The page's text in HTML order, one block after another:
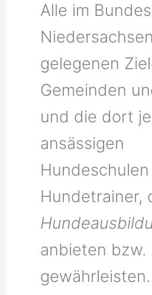
Alle im
Niedersachsen
gelegenen
Gemeinden
und die dort
ansässigen
Hundetrainer,
anbieten bzw.
gewährleisten.